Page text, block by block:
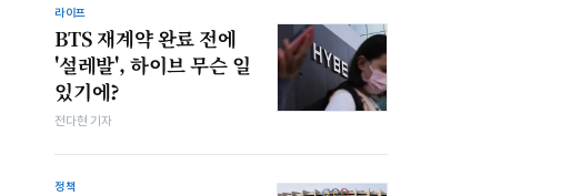
라이프
BTS 재계약 완료 전에
'설레발', 하이브 무슨 일
있기에?
전다현 기자
정책